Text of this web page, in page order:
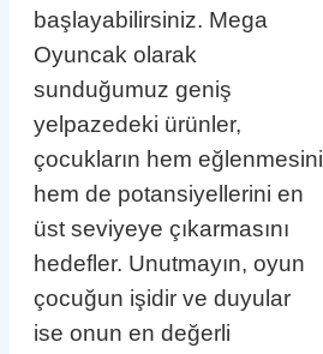
başlayabilirsiniz. Mega
Oyuncak olarak
sunduğumuz geniş
yelpazedeki ürünler,
çocukların hem eğlenmesini
hem de potansiyellerini en
üst seviyeye çıkarmasını
hedefler. Unutmayın, oyun
çocuğun işidir ve duyular
ise onun en değerli